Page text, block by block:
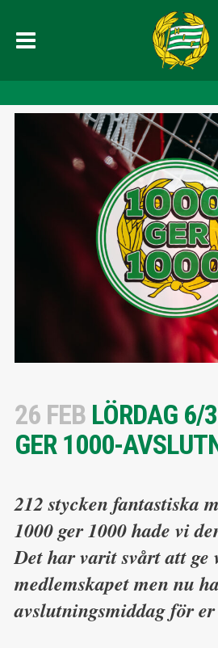
26 FEBLÖRDAG 6/
GER 1000-
212 stycken fantastiska
1000 ger 1000 hade vi
Det har varit svårt att ge
medlemskapet men nu
avslutningsmiddag för